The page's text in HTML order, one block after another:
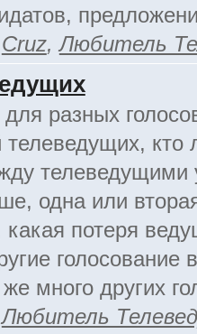
Cruz,Любитель
разных
телеведущих, кто
телеведущими
одна или
какая потеря
голосование
много других
Любитель